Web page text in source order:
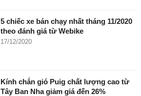
5 chiếc xe bán chạy nhất tháng 11/2020
theo đánh giá từ Webike
17/12/2020
Kính chắn gió Puig chất lượng cao từ
Tây Ban Nha giảm giá đến 26%